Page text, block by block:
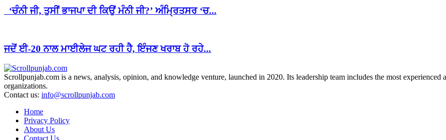
‘ਚੰਨੀ ਜੀ, ਤੁਸੀਂ ਭਾਜਪਾ ਦੀ ਕਿਉਂ ਮੰਨੀ ਜੀ?’ ਅੰਮ੍ਰਿਤਸਰ ‘ਚ...
ਜਦੋਂ ਈ-20 ਨਾਲ ਮਾਈਲੇਜ ਘਟ ਰਹੀ ਹੈ, ਇੰਜਣ ਖਰਾਬ ਹੋ ਰਹੇ...
Scrollpunjab.com is a news, analysis, opinion, and knowledge venture, launched in 2020. Its leadership team includes the most
organizations.
Contact us: info@scrollpunjab.com
Home
Privacy Policy
About Us
Contact Us